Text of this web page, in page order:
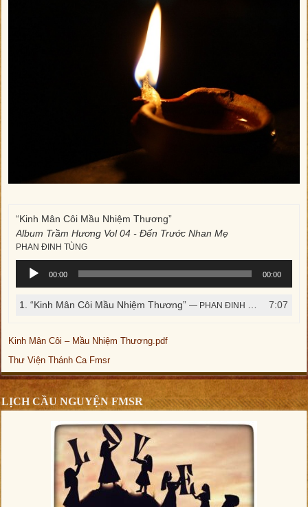
“Kinh Mân Côi Mầu Nhiệm Thương”
Album Trầm Hương Vol 04 - Đến Trước Nhan Mẹ
PHAN ĐINH TÙNG
Trình
phát
thanh
00:00 00:00
1.“Kinh Mân Côi Mầu Nhiệm Thương”— PHAN ĐINH TÙNG 7:07
Kinh Mân Côi – Mầu Nhiệm Thương.pdf
Thư Viện Thánh Ca Fmsr
LỊCH CẦU NGUYỆN FMSR